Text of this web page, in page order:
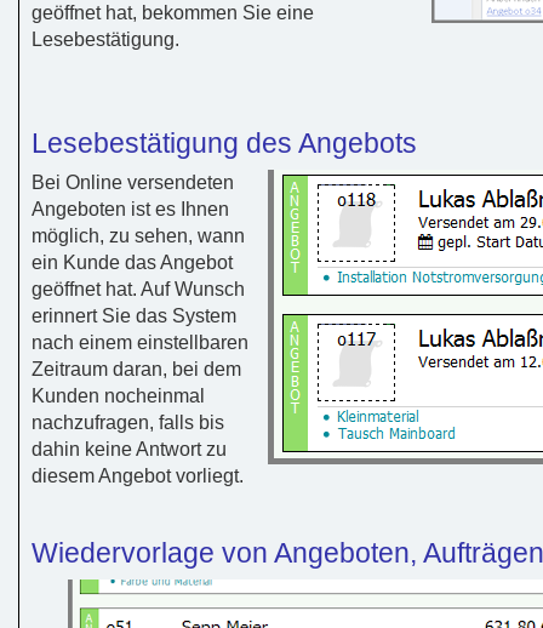
geöffnet hat, bekommen Sie eine
Lesebestätigung.
Lesebestätigung des Angebots
Bei Online versendeten
Angeboten ist es Ihnen
möglich, zu sehen, wann
ein Kunde das Angebot
geöffnet hat. Auf Wunsch
erinnert Sie das System
nach einem einstellbaren
Zeitraum daran, bei dem
Kunden nocheinmal
nachzufragen, falls bis
dahin keine Antwort zu
diesem Angebot vorliegt.
Wiedervorlage von Angeboten,